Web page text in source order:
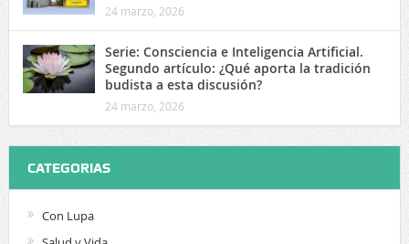
24 marzo, 2026
Serie: Consciencia e Inteligencia Artificial.
Segundo artículo: ¿Qué aporta la tradición
budista a esta discusión?
24 marzo, 2026
CATEGORIAS
Con Lupa